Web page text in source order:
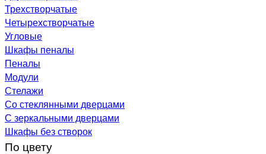
Трехстворчатые
Четырехстворчатые
Угловые
Шкафы пеналы
Пеналы
Модули
Стелажи
Со стеклянными дверцами
С зеркальными дверцами
Шкафы без створок
По цвету